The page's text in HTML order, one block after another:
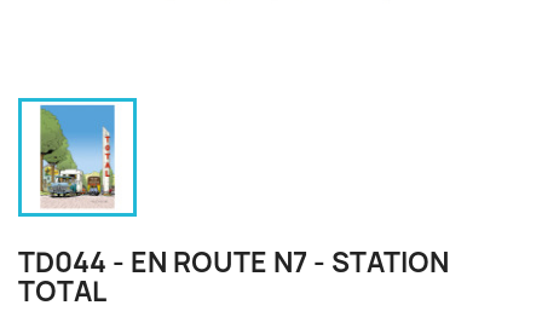
TD044 - EN ROUTE N7 - STATION
TOTAL